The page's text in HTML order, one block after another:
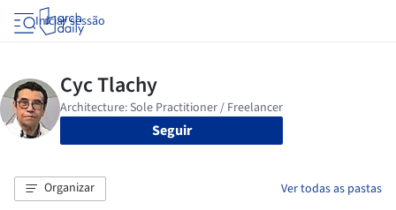
Iniciar sessão
Seguir
Organizar Ver todas as pastas